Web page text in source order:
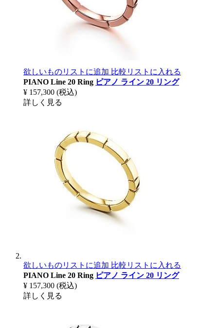
欲しいものリストに追加 比較リストに入れる
PIANO Line 20 Ring ピアノ ライン 20 リング
¥ 157,300 (税込)
詳しく見る
欲しいものリストに追加 比較リストに入れる
PIANO Line 20 Ring ピアノ ライン 20 リング
¥ 157,300 (税込)
詳しく見る